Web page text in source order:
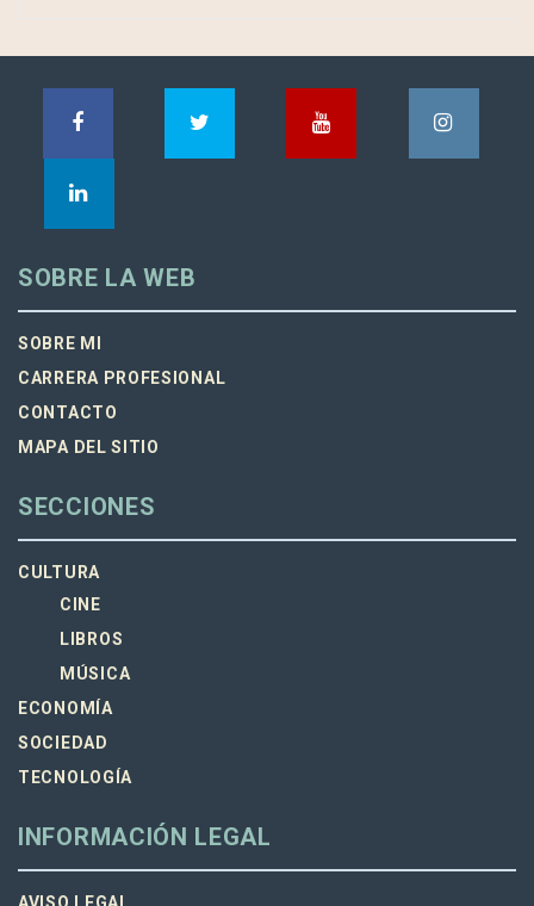
SOBRE LA WEB
SOBRE MI
CARRERA PROFESIONAL
CONTACTO
MAPA DEL SITIO
SECCIONES
CULTURA
CINE
LIBROS
MÚSICA
ECONOMÍA
SOCIEDAD
TECNOLOGÍA
INFORMACIÓN LEGAL
AVISO LEGAL